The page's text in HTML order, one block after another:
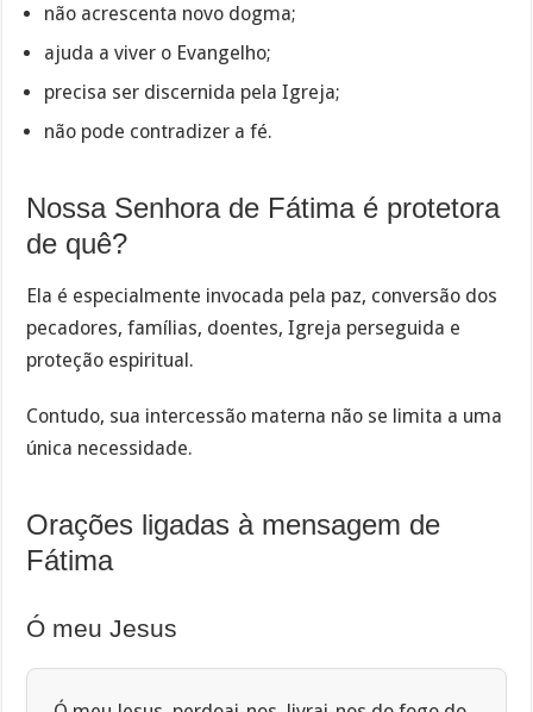
não acrescenta novo dogma;
ajuda a viver o Evangelho;
precisa ser discernida pela Igreja;
não pode contradizer a fé.
Nossa Senhora de Fátima é protetora
de quê?
Ela é especialmente invocada pela paz, conversão dos
pecadores, famílias, doentes, Igreja perseguida e
proteção espiritual.
Contudo, sua intercessão materna não se limita a uma
única necessidade.
Orações ligadas à mensagem de
Fátima
Ó meu Jesus